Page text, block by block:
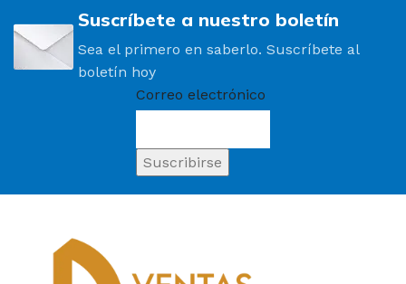
Suscríbete a nuestro boletín
Sea el primero en saberlo. Suscríbete al
boletín hoy
Correo electrónico